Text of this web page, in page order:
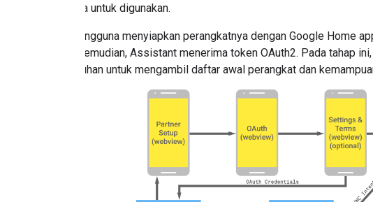
tersedia untuk digunakan.
Saat pengguna menyiapkan perangkatnya dengan Google Home
Anda. Kemudian, Assistant menerima token OAuth2. Pada tahap ini,
pemenuhan untuk mengambil daftar awal perangkat dan